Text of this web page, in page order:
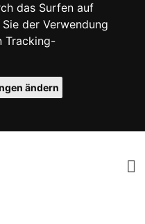
das Surfen auf
der Verwendung
Tracking-
ändern